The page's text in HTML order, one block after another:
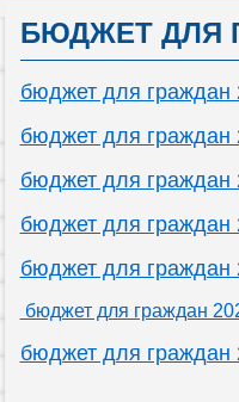
БЮДЖЕТ ДЛЯ
бюджет для граждан
бюджет для граждан
бюджет для граждан
бюджет для граждан
бюджет для граждан
бюджет для граждан
бюджет для граждан